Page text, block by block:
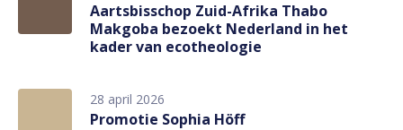
Aartsbisschop Zuid-Afrika Thabo
Makgoba bezoekt Nederland in het
kader van ecotheologie
28 april 2026
Promotie Sophia Höff